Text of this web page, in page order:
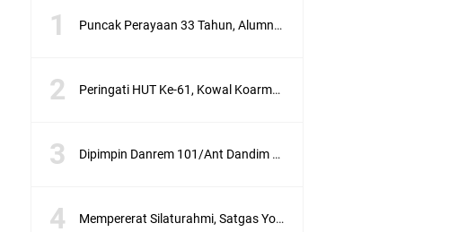
Puncak Perayaan 33 Tahun, Alumni AKABRI '90 Deklarasikan Pemilu Damai Serentak Tahun 2024
Peringati HUT Ke-61, Kowal Koarmada III Sajikan Seni Budaya Khas Papua
Dipimpin Danrem 101/Ant Dandim 1007/Bjm Didampingi Ketua Persit KCK Cabang XXX Koorcab Rem 101 PD VI/Mlw Hadiri Sertijab Dandim 1002/HSS
Mempererat Silaturahmi, Satgas Yonif Mekanis 203/AK Laksanakan Anjangsana Bersama Babinsa